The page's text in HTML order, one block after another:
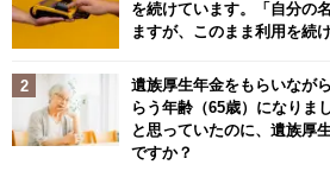
を続けています。「自分の
ますが、このまま利用を続
遺族厚生年金をもらいなが
らう年齢（65歳）になりま
と思っていたのに、遺族厚
ですか？